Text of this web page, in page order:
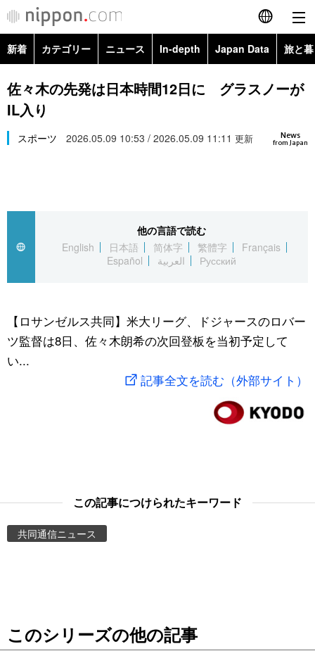
English
简体字
Русский
カテゴリー
経済・ビジネス
国際
文化
トップ
アーカイブ
In-depth
Japan Data
動画/Live
People
新着 カテゴリー ニュース In-depth Japan Data 旅と
政治・外交
経済・ビジネス
スポーツ・東京2020
Topics
佐々木の先発は日本時間12日に グラスノーが
IL入り
News
from Japan
スポーツ 2026.05.09 10:53 / 2026.05.09 11:11 更新
他の言語で読む
English
日本語 简体字 繁體字
Français
Español
العربية Русский
【ロサンゼルス共同】米大リーグ、ドジャースのロバー
ツ監督は8日、佐々木朗希の次回登板を当初予定して
い...
記事全文を読む（外部サイト）
この記事につけられたキーワード
共同通信ニュース
このシリーズの他の記事